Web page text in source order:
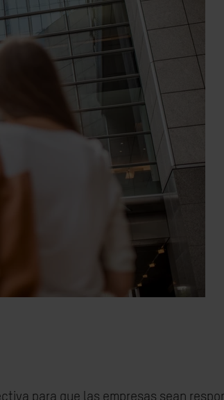
para que las empresas sean